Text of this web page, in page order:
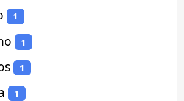
1
1
1
1